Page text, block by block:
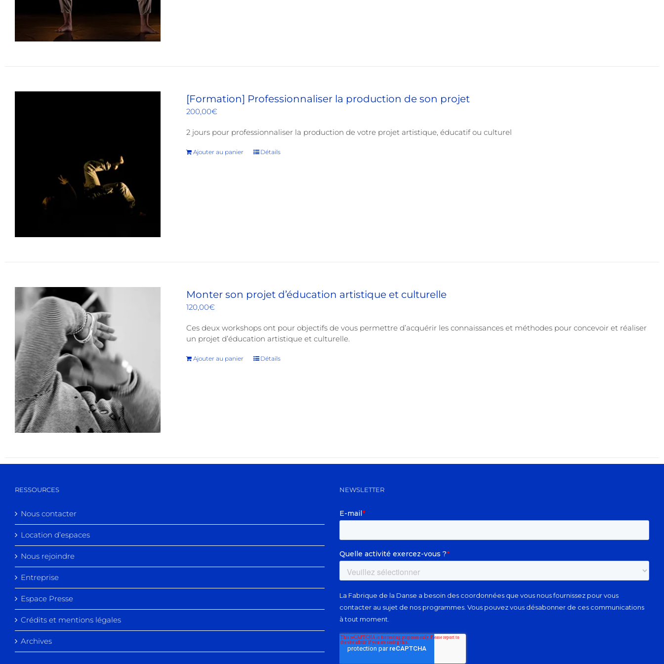
[Formation] Professionnaliser la production de son projet
200,00€
2 jours pour professionnaliser la production de votre projet artistique, éducatif ou culturel
Ajouter au panier Détails
Monter son projet d’éducation artistique et culturelle
120,00€
Ces deux workshops ont pour objectifs de vous permettre d’acquérir les connaissances et méthodes pour concevoir et réaliser
un projet d’éducation artistique et culturelle.
Ajouter au panier Détails
RESSOURCES
Nous contacter
Location d’espaces
Nous rejoindre
Entreprise
Espace Presse
Crédits et mentions légales
Archives
NEWSLETTER